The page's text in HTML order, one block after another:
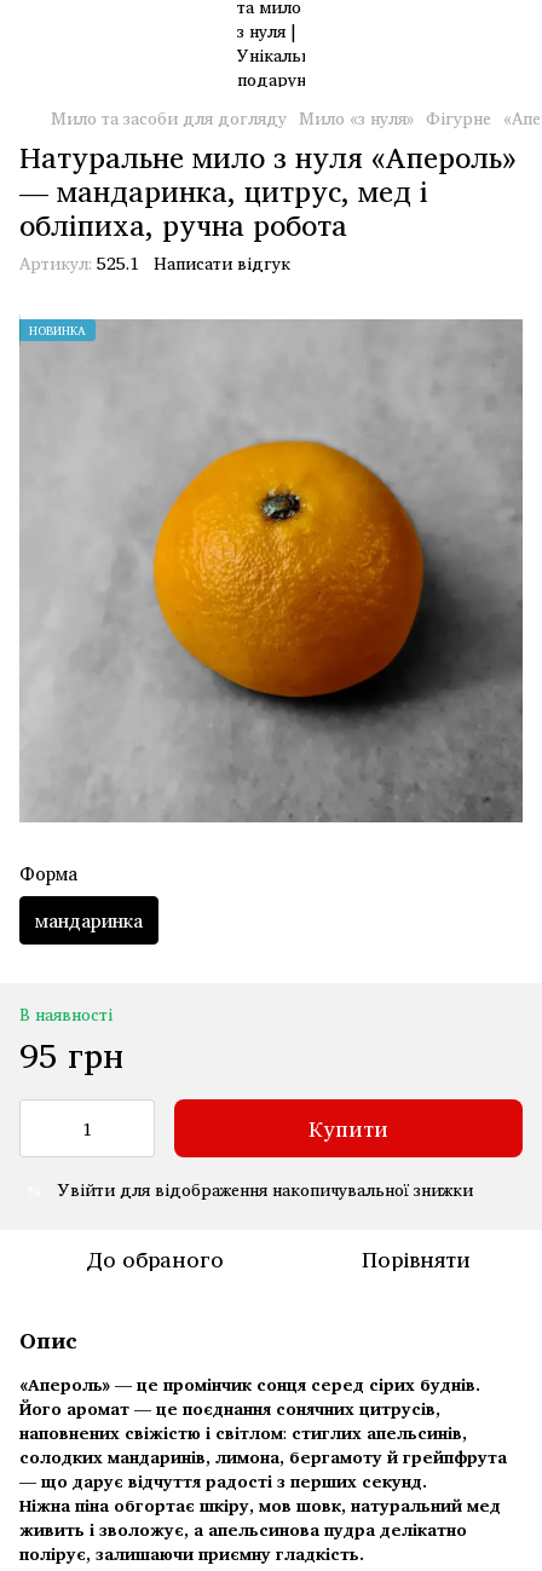
Мило та засоби для догляду Мило «з нуля» Фігурне
Натуральне мило з нуля «Апероль»
— мандаринка, цитрус, мед і
обліпиха, ручна робота
Артикул: 525.1 Написати відгук
НОВИНКА
Форма
мандаринка
В наявності
95 грн
Купити
Увійтидля відображення накопичувальної знижки
До обраного Порівняти
Опис
«Апероль» — це промінчик сонця серед сірих буднів.
Його аромат — це поєднання сонячних цитрусів,
наповнених свіжістю і світлом: стиглих апельсинів,
солодких мандаринів, лимона, бергамоту й грейпфрута
— що дарує відчуття радості з перших секунд.
Ніжна піна обгортає шкіру, мов шовк, натуральний мед
живить і зволожує, а апельсинова пудра делікатно
полірує, залишаючи приємну гладкість.